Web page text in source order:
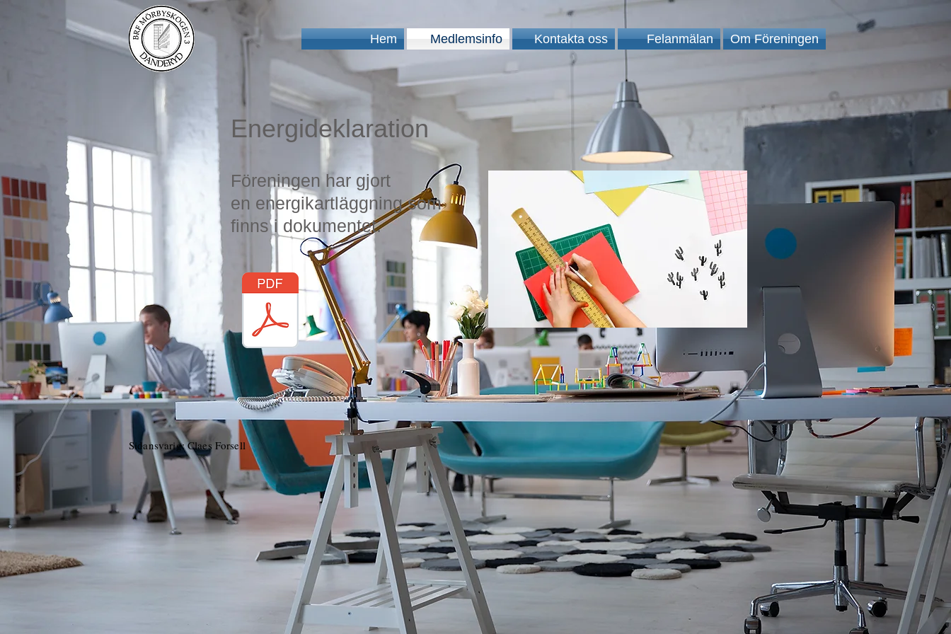
Hem Medlemsinfo Kontakta oss Felanmälan Om Föreningen
Energideklaration
Föreningen har gjort
en energikartläggning som
finns i dokumentet.
Sidansvarig: Claes Forsell